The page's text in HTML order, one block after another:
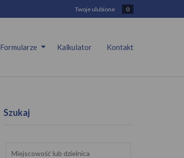
Twoje ulubione 0
Formularze Kalkulator Kontakt
Szukaj